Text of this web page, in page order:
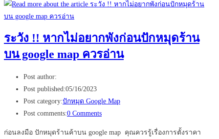
ระวัง !! หากไม่อยากพังก่อนปักหมุดร้าน
บน google map ควรอ่าน
Post author:
Post published:05/16/2023
Post category:ปักหมุด Google Map
Post comments:0 Comments
ก่อนลงมือ ปักหมุดร้านค้าบน google map คุณควรรู้เรื่องการตั้งราคา